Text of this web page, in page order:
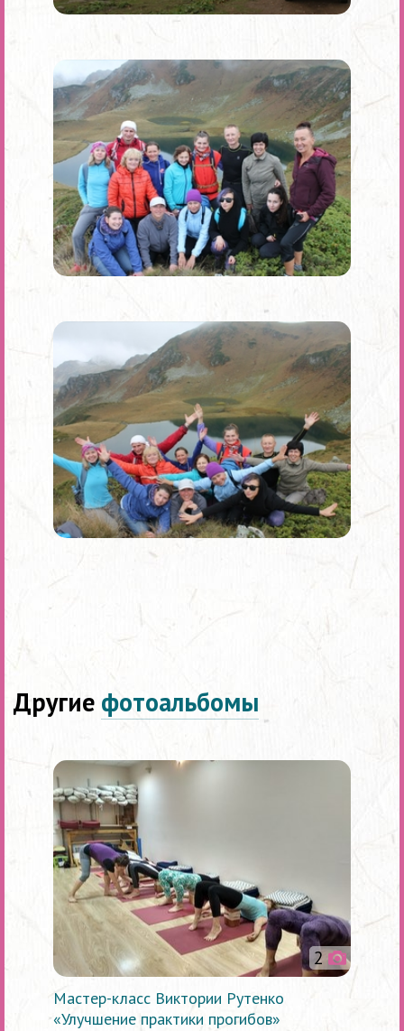
Другие фотоальбомы
2
Мастер-класс Виктории Рутенко
«Улучшение практики прогибов»